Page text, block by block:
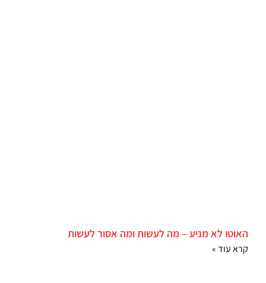
האוטו לא מניע – מה לעשות ומה אסור לעשות
קרא עוד »